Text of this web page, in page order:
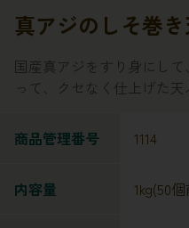
真アジのしそ巻
国産真アジをすり身にし
って、クセなく仕上げた天
商品管理番号 1114
内容量 1kg(50